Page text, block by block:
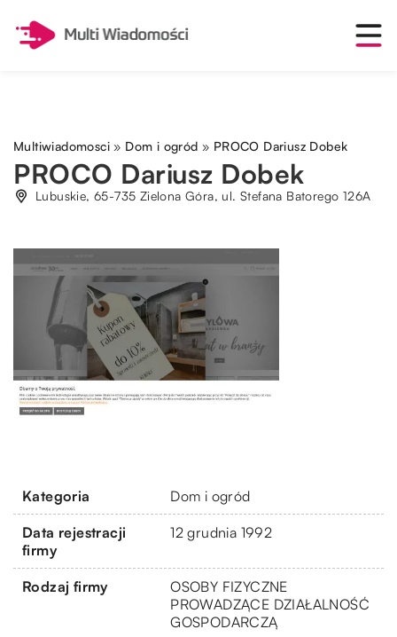
Multiwiadomosci » Dom i ogród » PROCO Dariusz Dobek
PROCO Dariusz Dobek
Lubuskie, 65-735 Zielona Góra, ul. Stefana Batorego 126A
Kategoria Dom i ogród
Data rejestracji
firmy
12 grudnia 1992
Rodzaj firmy
OSOBY FIZYCZNE
PROWADZĄCE DZIAŁALNOŚĆ
GOSPODARCZĄ